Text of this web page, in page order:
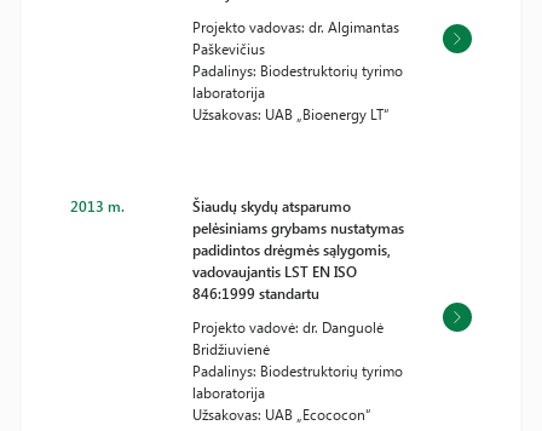
Projekto vadovas: dr. Algimantas
Paškevičius
Padalinys: Biodestruktorių tyrimo
laboratorija
Užsakovas: UAB „Bioenergy LT“
2013 m.
Šiaudų skydų atsparumo
pelėsiniams grybams nustatymas
padidintos drėgmės sąlygomis,
vadovaujantis LST EN ISO
846:1999 standartu
Projekto vadovė: dr. Danguolė
Bridžiuvienė
Padalinys: Biodestruktorių tyrimo
laboratorija
Užsakovas: UAB „Ecococon“